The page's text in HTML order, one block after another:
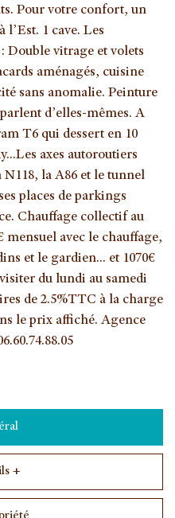
Pour votre confort, un
l’Est. 1 cave. Les
Double vitrage et volets
aménagés, cuisine
sans anomalie. Peinture
d’elles-mêmes. A
T6 qui dessert en 10
axes autoroutiers
N118, la A86 et le tunnel
places de parkings
Chauffage collectif au
avec le chauffage,
et le gardien... et 1070€
du lundi au samedi
de 2.5%TTC à la charge
le prix affiché. Agence
+